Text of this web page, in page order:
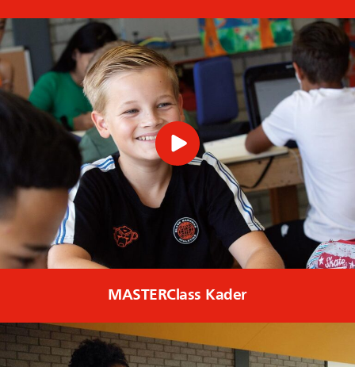
MASTERClass Kader